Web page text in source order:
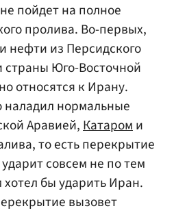
не пойдет на полное
пролива. Во-первых,
нефти из Персидского
страны Юго-Восточной
относятся к Ирану.
наладил нормальные
Аравией,Катароми
то есть перекрытие
совсем не по тем
бы ударить Иран.
вызовет